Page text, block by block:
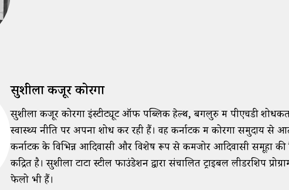
सुशीला केंजूर कोरगा
सुशीला केंजूर कोरगा इंस्टीट्यूट ऑफ पब्लिक हेल्थ, बेंगलुरु में पीएचडी
स्वास्थ्य नीति पर अपना शोध कर रही हैं। वह कर्नाटक में कोरगा समुदाय से
कर्नाटक के विभिन्न आदिवासी और विशेष रूप से कमजोर आदिवासी समूहों
केंद्रित है। सुशीला टाटा स्टील फाउंडेशन द्वारा संचालित ट्राइबल लीडरशिप
फेलो भी हैं।